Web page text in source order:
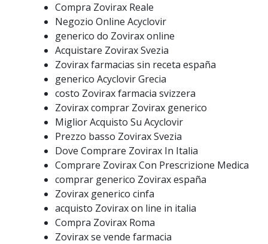
Compra Zovirax Reale
Negozio Online Acyclovir
generico do Zovirax online
Acquistare Zovirax Svezia
Zovirax farmacias sin receta españa
generico Acyclovir Grecia
costo Zovirax farmacia svizzera
Zovirax comprar Zovirax generico
Miglior Acquisto Su Acyclovir
Prezzo basso Zovirax Svezia
Dove Comprare Zovirax In Italia
Comprare Zovirax Con Prescrizione Medica
comprar generico Zovirax españa
Zovirax generico cinfa
acquisto Zovirax on line in italia
Compra Zovirax Roma
Zovirax se vende farmacia